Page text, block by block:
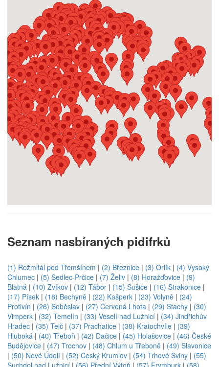
Seznam nasbíraných pidifrků
(1) Rožmitál pod Třemšínem | (2) Březnice | (3) Orlík | (4) Vysoký
Chlumec | (5) Sedlec-Prčice | (7) Želiv | (8) Horažďovice | (9)
Blatná | (10) Zvíkov | (12) Tábor | (15) Sušice | (16) Strakonice |
(17) Písek | (18) Bechyně | (22) Kašperk | (23) Volyně | (24)
Protivín | (26) Soběslav | (27) Červená Lhota | (29) Stachy | (30)
Vimperk | (32) Temelín | (33) Veselí nad Lužnicí | (34) Jindřichův
Hradec | (35) Telč | (37) Prachatice | (38) Kratochvíle | (39)
Hluboká | (40) Třeboň | (42) Dačice | (45) Holašovice | (46) České
Budějovice | (47) Trocnov | (48) Chlum u Třeboně | (49) Slavonice
| (50) Nové Údolí | (52) Český Krumlov | (54) Trhové Sviny | (55)